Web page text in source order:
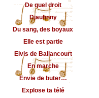
De quel droit
Djauhnny
Du sang, des boyaux
Elle est partie
Elvis de Ballancourt
En marche
Envie de buter…
Explose ta télé